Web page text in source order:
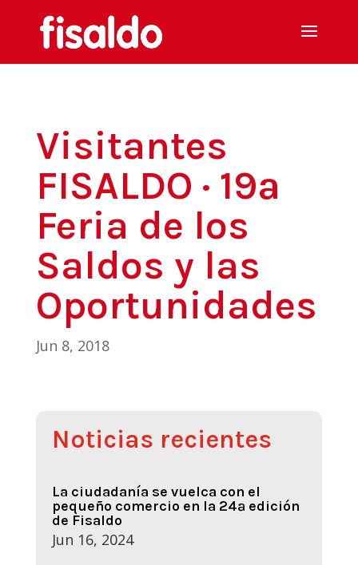
Visitantes
FISALDO · 19ª
Feria de los
Saldos y las
Oportunidades
Jun 8, 2018
Noticias recientes
La ciudadanía se vuelca con el
pequeño comercio en la 24ª edición
de Fisaldo
Jun 16, 2024